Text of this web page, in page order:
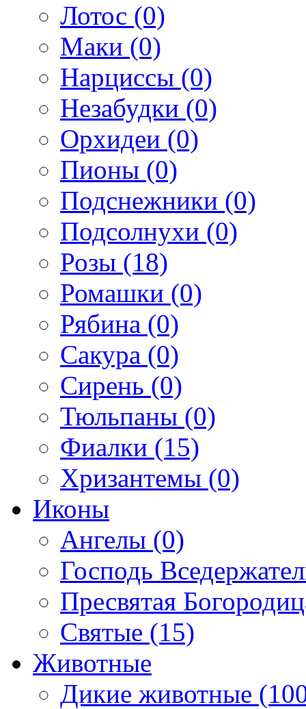
Лотос (0)
Маки (0)
Нарциссы (0)
Незабудки (0)
Орхидеи (0)
Пионы (0)
Подснежники (0)
Подсолнухи (0)
Розы (18)
Ромашки (0)
Рябина (0)
Сакура (0)
Сирень (0)
Тюльпаны (0)
Фиалки (15)
Хризантемы (0)
Иконы
Ангелы (0)
Господь
Пресвятая
Святые (15)
Животные
Дикие животные